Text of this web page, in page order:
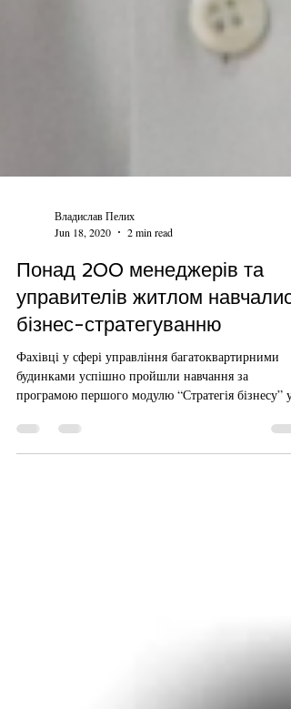
Jun 18, 2020
2 min read
Понад 200 менеджерів та
управителів житлом
бізнес-стратегуванню
Фахівці у сфері управління багатоквартирними
програмою першого модулю “Стратегія бізнесу” у
“Бізнес-шк